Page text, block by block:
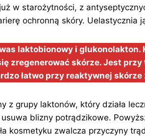
w starożytności, z
ochronną skóry. Uelastycznia
laktobionowy i glukonolakton.
zregenerować skórze. Jest
łatwo przy reaktywnej skórze
z grupy laktonów, który działa
blizny potrądzikowe.
kosmetyku zwalcza przyczyny